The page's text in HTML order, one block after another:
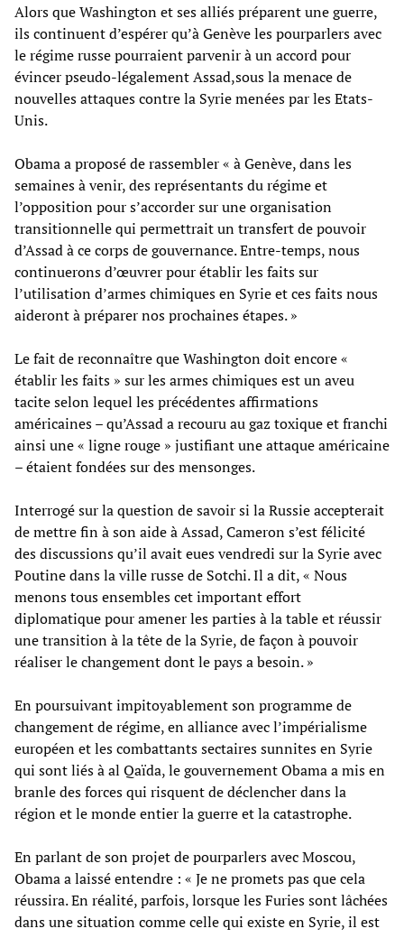
Alors que Washington et ses alliés préparent une guerre,
ils continuent d’espérer qu’à Genève les pourparlers avec
le régime russe pourraient parvenir à un accord pour
évincer pseudo-légalement Assad,sous la menace de
nouvelles attaques contre la Syrie menées par les Etats-
Unis.
Obama a proposé de rassembler « à Genève, dans les
semaines à venir, des représentants du régime et
l’opposition pour s’accorder sur une organisation
transitionnelle qui permettrait un transfert de pouvoir
d’Assad à ce corps de gouvernance. Entre-temps, nous
continuerons d’œuvrer pour établir les faits sur
l’utilisation d’armes chimiques en Syrie et ces faits nous
aideront à préparer nos prochaines étapes. »
Le fait de reconnaître que Washington doit encore «
établir les faits » sur les armes chimiques est un aveu
tacite selon lequel les précédentes affirmations
américaines – qu’Assad a recouru au gaz toxique et franchi
ainsi une « ligne rouge » justifiant une attaque américaine
– étaient fondées sur des mensonges.
Interrogé sur la question de savoir si la Russie accepterait
de mettre fin à son aide à Assad, Cameron s’est félicité
des discussions qu’il avait eues vendredi sur la Syrie avec
Poutine dans la ville russe de Sotchi. Il a dit, « Nous
menons tous ensembles cet important effort
diplomatique pour amener les parties à la table et réussir
une transition à la tête de la Syrie, de façon à pouvoir
réaliser le changement dont le pays a besoin. »
En poursuivant impitoyablement son programme de
changement de régime, en alliance avec l’impérialisme
européen et les combattants sectaires sunnites en Syrie
qui sont liés à al Qaïda, le gouvernement Obama a mis en
branle des forces qui risquent de déclencher dans la
région et le monde entier la guerre et la catastrophe.
En parlant de son projet de pourparlers avec Moscou,
Obama a laissé entendre : « Je ne promets pas que cela
réussira. En réalité, parfois, lorsque les Furies sont lâchées
dans une situation comme celle qui existe en Syrie, il est